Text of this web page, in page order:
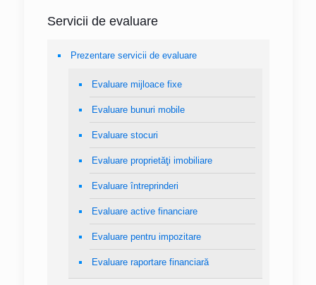
Servicii de evaluare
Prezentare servicii de evaluare
Evaluare mijloace fixe
Evaluare bunuri mobile
Evaluare stocuri
Evaluare proprietăţi imobiliare
Evaluare întreprinderi
Evaluare active financiare
Evaluare pentru impozitare
Evaluare raportare financiară